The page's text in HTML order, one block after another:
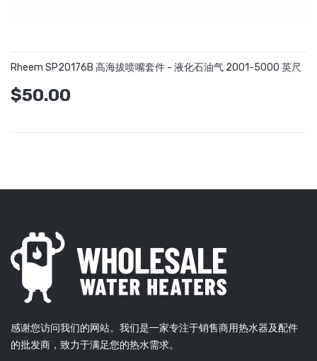
Rheem SP20176B 高海拔喷嘴套件 - 液化石油气 2001-5000 英尺
$50.00
感谢您访问我们的网站。我们是一家专注于销售商用热水器及配件
的批发商，致力于满足您的热水需求。